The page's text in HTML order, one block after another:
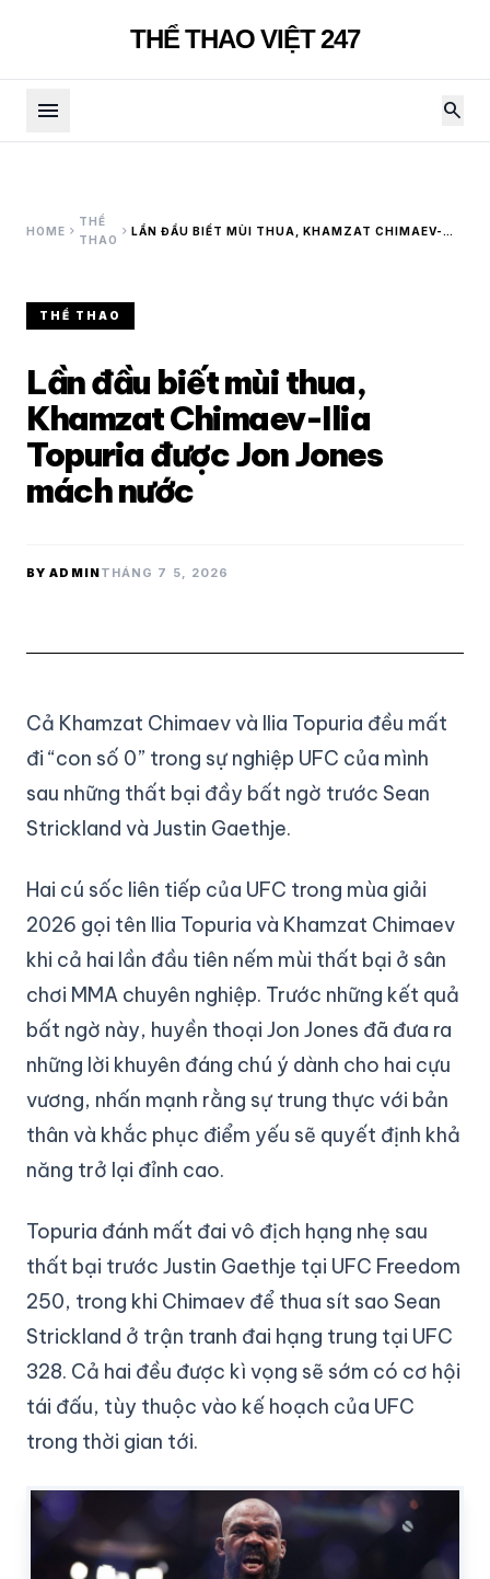
THỂ THAO VIỆT 247
menu search
HOME chevron_right
THỂ
THAO
chevron_right LẦN ĐẦU BIẾT MÙI THUA, KHAMZAT CHIMAEV-
THỂ THAO
Lần đầu biết mùi thua,
Khamzat Chimaev-Ilia
Topuria được Jon Jones
mách nước
BY ADMINTHÁNG 7 5, 2026
Cả Khamzat Chimaev và Ilia Topuria đều mất
đi “con số 0” trong sự nghiệp UFC của mình
sau những thất bại đầy bất ngờ trước Sean
Strickland và Justin Gaethje.
Hai cú sốc liên tiếp của UFC trong mùa giải
2026 gọi tên Ilia Topuria và Khamzat Chimaev
khi cả hai lần đầu tiên nếm mùi thất bại ở sân
chơi MMA chuyên nghiệp. Trước những kết quả
bất ngờ này, huyền thoại Jon Jones đã đưa ra
những lời khuyên đáng chú ý dành cho hai cựu
vương, nhấn mạnh rằng sự trung thực với bản
thân và khắc phục điểm yếu sẽ quyết định khả
năng trở lại đỉnh cao.
Topuria đánh mất đai vô địch hạng nhẹ sau
thất bại trước Justin Gaethje tại UFC Freedom
250, trong khi Chimaev để thua sít sao Sean
Strickland ở trận tranh đai hạng trung tại UFC
328. Cả hai đều được kì vọng sẽ sớm có cơ hội
tái đấu, tùy thuộc vào kế hoạch của UFC
trong thời gian tới.